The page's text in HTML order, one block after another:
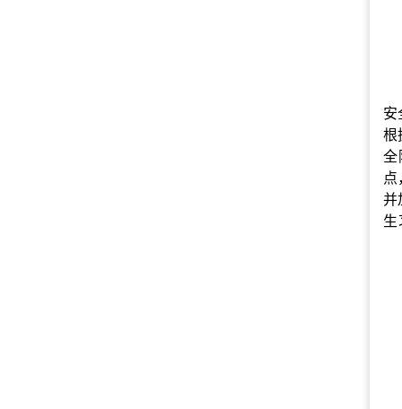
安
根
全
点
并
生